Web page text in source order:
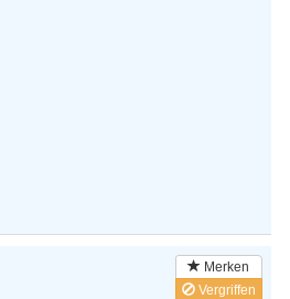
Merken
Vergriffen